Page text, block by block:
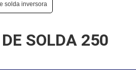
solda inversora
SOLDA 250